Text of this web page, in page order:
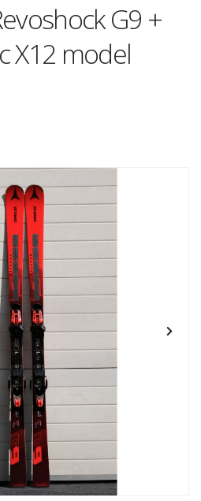
G9 +
X12 model